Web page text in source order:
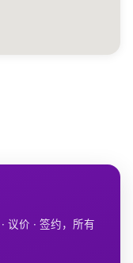
议价 · 签约，所有